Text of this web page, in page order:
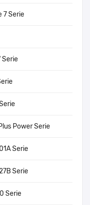
7 Serie
Serie
Power Serie
Serie
Serie
Serie